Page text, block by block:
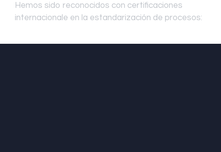
Hemos sido reconocidos con certificaciones
internacionale en la estandarización de procesos: